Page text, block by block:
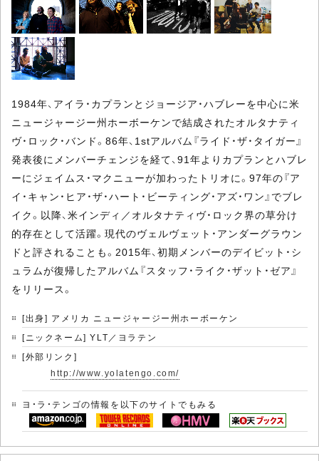
1984年、アイラ・カプランとジョージア・ハブレーを中心に米
ニュージャージー州ホーボーケンで結成されたオルタナティ
ヴ・ロック・バンド。86年、1stアルバム『ライド・ザ・タイガー』
発表後にメンバーチェンジを経て、91年よりカプランとハブレ
ーにジェイムス・マクニューが加わったトリオに。97年の『ア
イ・キャン・ヒア・ザ・ハート・ビーティング・アズ・ワン』でブレ
イク。以降、米インディ／オルタナティヴ・ロック界の草分け
的存在として活躍。現代のヴェルヴェット・アンダーグラウン
ドと評されることも。2015年、初期メンバーのデイビット・シ
ュラムが復帰したアルバム『スタッフ・ライク・ザット・ゼア』
をリリース。
[出身] アメリカ ニュージャージー州ホーボーケン
[ニックネーム] YLT／ヨラテン
[外部リンク]
http://www.yolatengo.com/
ヨ・ラ・テンゴの情報を以下のサイトでもみる